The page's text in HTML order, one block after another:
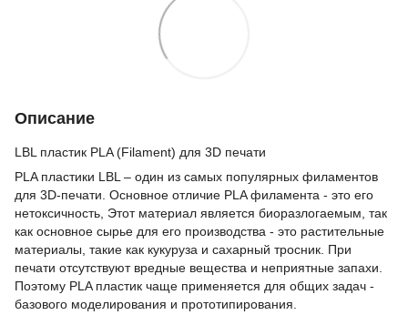
Описание
LBL пластик PLA (Filament) для 3D печати
PLA пластики LBL – один из самых популярных филаментов
для 3D-печати. Основное отличие PLA филамента - это его
нетоксичность, Этот материал является биоразлогаемым, так
как основное сырье для его производства - это растительные
материалы, такие как кукуруза и сахарный тросник. При
печати отсутствуют вредные вещества и неприятные запахи.
Поэтому PLA пластик чаще применяется для общих задач -
базового моделирования и прототипирования.